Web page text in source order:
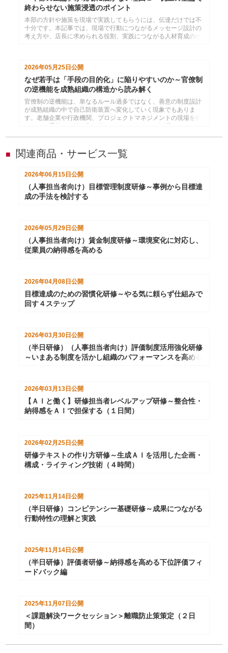
終わらせない施策浸透のポイント
本部の方針や施策を現場で実践してもらうには、伝達だけでは不
十分です。本記事では、現場で行動につながるメッセージ設計の
考え方や、店長に求められる役割、実践につながる人材育成のポ
2026年05月25日 公開
なぜ若手は「手段の目的化」に陥りやすいのか～官僚制
の逆機能を成熟組織の構造から読み解く
官僚制の逆機能は、単なるルール過多ではなく、善意の制度設計
が成熟組織の中で自己防衛装置へ変化していく現象でもありま
す。老舗企業や行政機関、プロジェクトマネジメントの現場を例
ます。
■ 関連商品・サービス一覧
2026年06月15日公開
（人事担当者向け）目標管理制度研修～事例から目標達
成の手法を検討する
2026年05月29日 公開
（人事担当者向け）賃金制度研修～環境変化に対応し、
従業員の納得感を高める
2026年04月08日 公開
目標達成のための習慣化研修～やる気に頼らず仕組みで
回す４ステップ
2026年03月30日 公開
（半日研修）（人事担当者向け）評価制度活用強化研修
～いまある制度を活かし組織のパフォーマンスを高める
2026年03月13日 公開
【ＡＩと働く】研修担当者レベルアップ研修～整合性・
納得感をＡＩで担保する（１日間）
2026年02月25日公開
研修テキストの作り方研修～生成ＡＩを活用した企画・
構成・ライティング技術（４時間）
2025年11月14日公開
（半日研修）コンピテンシー基礎研修～成果につながる
行動特性の理解と実践
2025年11月14日 公開
（半日研修）評価者研修～納得感を高める下位評価フィ
ードバック編
2025年11月07日 公開
＜課題解決ワークセッション＞離職防止策策定（２日
間）